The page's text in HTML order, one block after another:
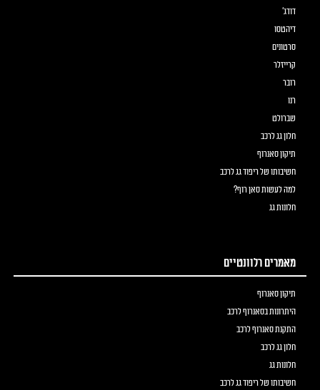
דודג'
דיהטסו
סרטונים
קרייזלר
רובר
רנו
שברולט
חלון גג לרכב
תיקון סאנרוף
חשיבותו של ריפוד גג לרכב
למה לעשות סאן רוף?
חלונות גג
מאמרים רלוונטיים
תיקון סאנרוף
היתרונות בסאנרוף לרכב
התקנת סאנרוף לרכב
חלון גג לרכב
חלונות גג
חשיבותו של ריפוד גג לרכב